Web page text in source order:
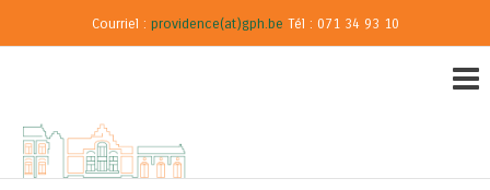
Courriel : providence(at)gph.be Tél : 071 34 93 10